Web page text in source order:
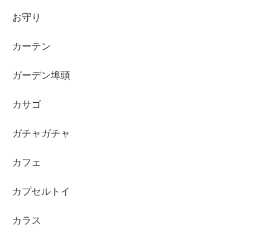
お守り
カーテン
ガーデン埠頭
カサゴ
ガチャガチャ
カフェ
カプセルトイ
カラス